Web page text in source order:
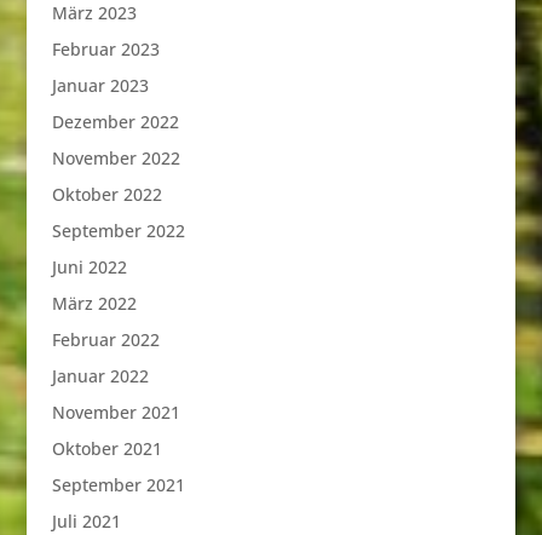
März 2023
Februar 2023
Januar 2023
Dezember 2022
November 2022
Oktober 2022
September 2022
Juni 2022
März 2022
Februar 2022
Januar 2022
November 2021
Oktober 2021
September 2021
Juli 2021